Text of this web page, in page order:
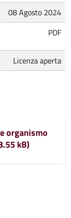
08 Agosto 2024
PDF
Licenza aperta
organismo
kB)